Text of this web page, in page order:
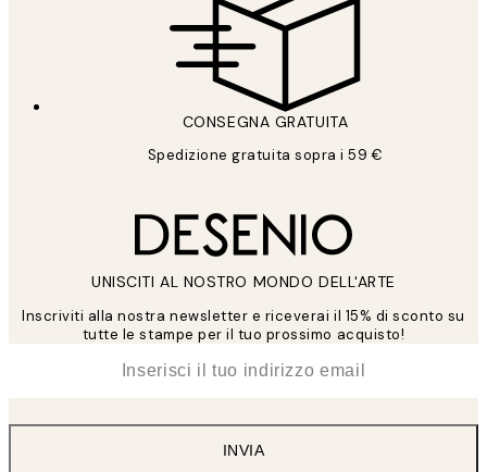
CONSEGNA GRATUITA
Spedizione gratuita sopra i 59 €
UNISCITI AL NOSTRO MONDO DELL'ARTE
Inscriviti alla nostra newsletter e riceverai il 15% di sconto su
tutte le stampe per il tuo prossimo acquisto!
INVIA